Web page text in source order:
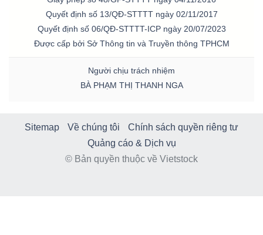
Quyết định số 13/QĐ-STTTT ngày 02/11/2017
Quyết định số 06/QĐ-STTTT-ICP ngày 20/07/2023
Được cấp bởi Sở Thông tin và Truyền thông TPHCM
Người chịu trách nhiệm
BÀ PHẠM THỊ THANH NGA
Sitemap Về chúng tôi
Chính sách quyền riêng tư
Quảng cáo & Dịch vụ
© Bản quyền thuộc về Vietstock